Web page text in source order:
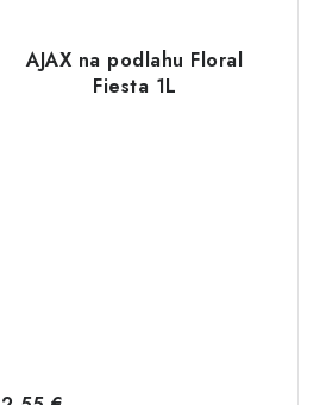
AJAX na podlahu Floral
Fiesta 1L